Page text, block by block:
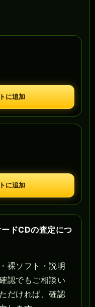
に追加
に追加
ドCDの査定につ
裸ソフト・説明
認でもご相談い
だければ、確認